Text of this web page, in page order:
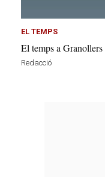
EL TEMPS
El temps a
Redacció